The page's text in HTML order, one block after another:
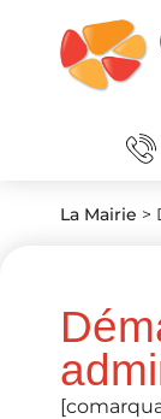
La Mairie >